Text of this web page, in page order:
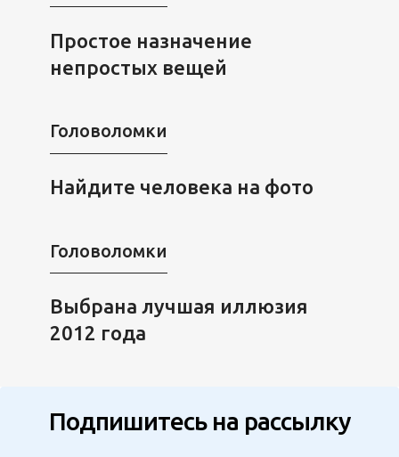
Простое назначение
непростых вещей
Головоломки
Найдите человека на фото
Головоломки
Выбрана лучшая иллюзия
2012 года
Подпишитесь на рассылку